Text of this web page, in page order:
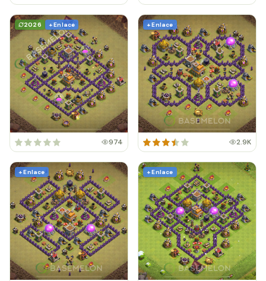
2026 + Enlace
974
+ Enlace
2.9K
+ Enlace + Enlace